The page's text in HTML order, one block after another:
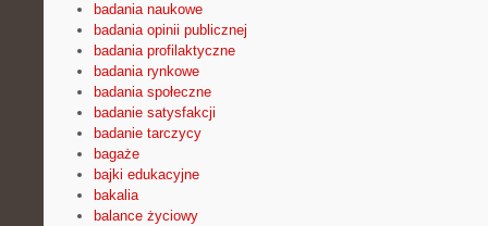
badania naukowe
badania opinii publicznej
badania profilaktyczne
badania rynkowe
badania społeczne
badanie satysfakcji
badanie tarczycy
bagaże
bajki edukacyjne
bakalia
balance życiowy